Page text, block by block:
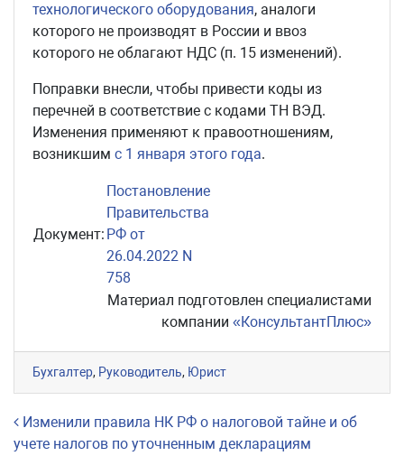
технологического оборудования, аналоги
которого не производят в России и ввоз
которого не облагают НДС (п. 15 изменений).
Поправки внесли, чтобы привести коды из
перечней в соответствие с кодами ТН ВЭД.
Изменения применяют к правоотношениям,
возникшим с 1 января этого года.
Документ:
Постановление
Правительства
РФ от
26.04.2022 N
758
Материал подготовлен специалистами
компании «КонсультантПлюс»
Бухгалтер, Руководитель, Юрист
Навигация по записям
Изменили правила НК РФ о налоговой тайне и об
учете налогов по уточненным декларациям